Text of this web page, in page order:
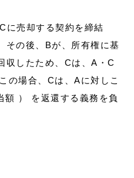
に売却する契約を締結
その後、Bが、所有権に基
収したため、Cは、A・C
の場合、Cは、Aに対しこ
額 ） を返還する義務を負